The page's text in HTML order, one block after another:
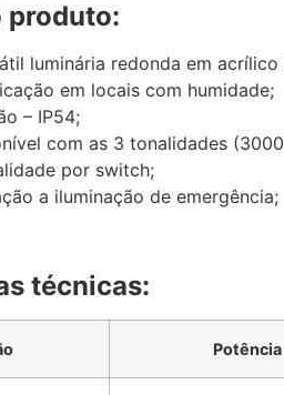
produto:
luminária redonda em acrílico
em locais com humidade;
– IP54;
com as 3 tonalidades
por switch;
a iluminação de emergência;
técnicas: